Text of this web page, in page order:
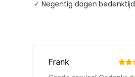
✓ Negentig dagen bedenktijd